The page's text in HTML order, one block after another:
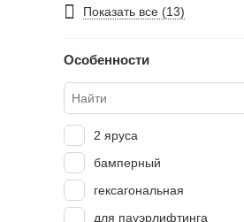
черный
Черный хром
Показать все (13)
Особенности
2 яруса
бамперный
гексагональная
для пауэрлифтинга